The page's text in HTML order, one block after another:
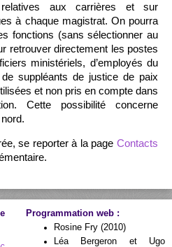
relatives aux carrières et sur
à chaque magistrat. On pourra
fonctions (sans sélectionner au
retrouver directement les postes
ministériels, d’employés du
suppléants de justice de paix
et non pris en compte dans
Cette possibilité concerne
se reporter à la page Contacts
Programmation web :
Rosine Fry (2010)
Léa Bergeron et Ugo